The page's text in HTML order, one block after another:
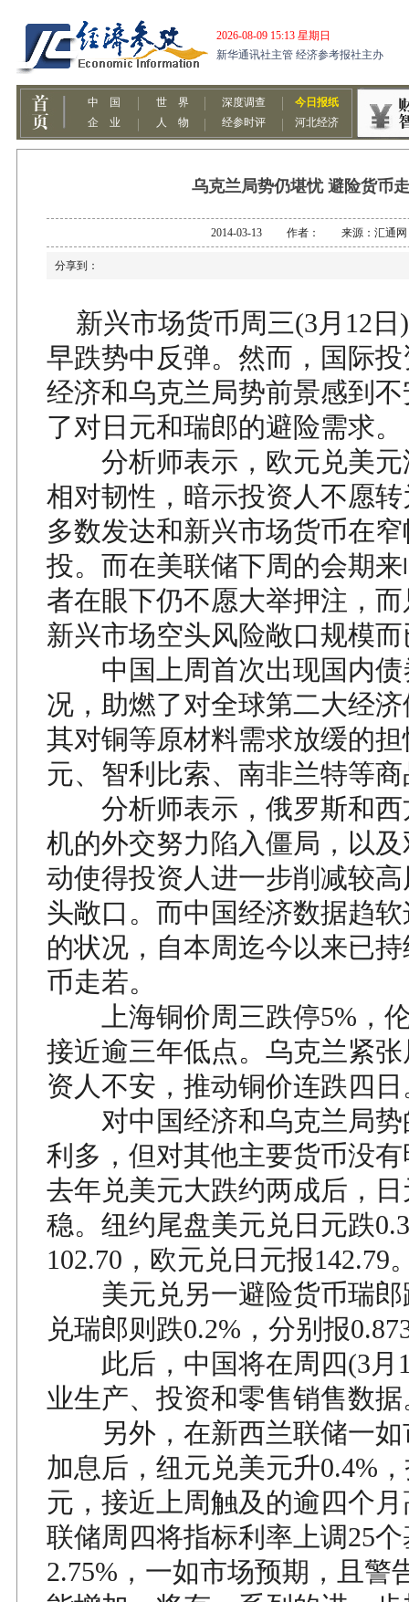
乌克兰局势仍堪忧 避险货币
2014-03-13 作者： 来源：汇通网
分享到：
新兴市场货币周三(3月12日
早跌势中反弹。然而，国际
经济和乌克兰局势前景感到
了对日元和瑞郎的避险需求。
分析师表示，欧元兑美元
相对韧性，暗示投资人不愿
多数发达和新兴市场货币在
投。而在美联储下周的会期
者在眼下仍不愿大举押注，
新兴市场空头风险敞口规模
中国上周首次出现国内债
况，助燃了对全球第二大经
其对铜等原材料需求放缓的
元、智利比索、南非兰特等
分析师表示，俄罗斯和西
机的外交努力陷入僵局，以
动使得投资人进一步削减较
头敞口。而中国经济数据趋
的状况，自本周迄今以来已
币走若。
上海铜价周三跌停5%，
接近逾三年低点。乌克兰紧
资人不安，推动铜价连跌四日
对中国经济和乌克兰局势
利多，但对其他主要货币没
去年兑美元大跌约两成后，
稳。纽约尾盘美元兑日元跌
102.70，欧元兑日元报142.79
美元兑另一避险货币瑞郎
兑瑞郎则跌0.2%，分别报
此后，中国将在周四(3月
业生产、投资和零售销售数据
另外，在新西兰联储一如
加息后，纽元兑美元升0.4%
元，接近上周触及的逾四个
联储周四将指标利率上调25
2.75%，一如市场预期，且警